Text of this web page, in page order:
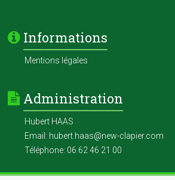
Informations
Mentions légales
Administration
Hubert HAAS
Email: hubert.haas@new-clapier.com
Téléphone: 06 62 46 21 00